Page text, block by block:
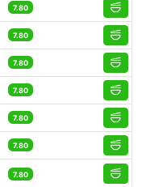
7.80
7.80
7.80
7.80
7.80
7.80
7.80